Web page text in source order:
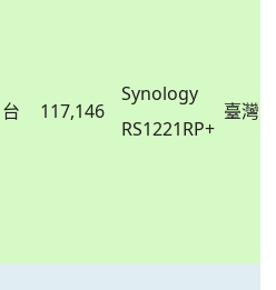
台 117,146
Synology
RS1221RP+
臺灣